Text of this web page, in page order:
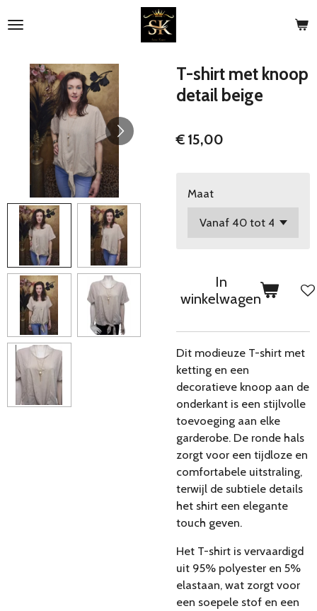
direct
hoofdinhoud
T-shirt met knoop
detail beige
€ 15,00
Maat
In
winkelwagen
Dit modieuze T-shirt met
ketting en een
decoratieve knoop aan de
onderkant is een stijlvolle
toevoeging aan elke
garderobe. De ronde hals
zorgt voor een tijdloze en
comfortabele uitstraling,
terwijl de subtiele details
het shirt een elegante
touch geven.
Het T-shirt is vervaardigd
uit 95% polyester en 5%
elastaan, wat zorgt voor
een soepele stof en een